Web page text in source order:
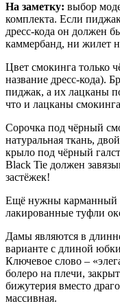
На заметку: выбор
комплекта. Если
дресс-кода он должен
каммербанд, ни жилет
Цвет смокинга только
название дресс-кода).
пиджак, а их лацканы
что и лацканы
Сорочка под чёрный
натуральная ткань,
крыло под чёрный
Black Tie должен
застёжек!
Ещё нужны карманный
лакированные туфли
Дамы являются в
варианте с длиной
Ключевое слово –
болеро на плечи,
бижутерия вместо
массивная.